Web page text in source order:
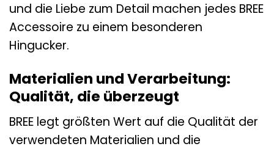
und die Liebe zum Detail machen jedes BREE
Accessoire zu einem besonderen
Hingucker.
Materialien und Verarbeitung:
Qualität, die überzeugt
BREE legt größten Wert auf die Qualität der
verwendeten Materialien und die